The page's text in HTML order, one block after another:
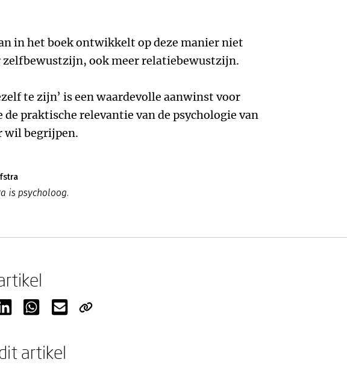
in het boek ontwikkelt op deze manier niet
zelfbewustzijn, ook meer relatiebewustzijn.
te zijn’ is een waardevolle aanwinst voor
de praktische relevantie van de psychologie van
wil begrijpen.
is psycholoog.
artikel